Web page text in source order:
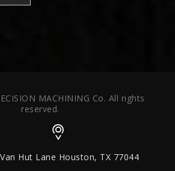
MACHINING Co. All rights
reserved.
Hut Lane Houston, TX 77044